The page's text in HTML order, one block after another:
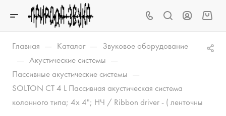
Главная — Каталог — Звуковое оборудование
— Акустические системы —
Пассивные акустические системы —
SOLTON CT 4 L Пассивная акустическая система
колонного типа; 4x 4"; НЧ / Ribbon driver - ( ленточны